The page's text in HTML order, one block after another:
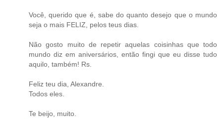
Você, querido que é, sabe do quanto desejo que o mundo
seja o mais FELIZ, pelos teus dias.
Não gosto muito de repetir aquelas coisinhas que todo
mundo diz em aniversários, então fingi que eu disse tudo
aquilo, também! Rs.
Feliz teu dia, Alexandre.
Todos eles.
Te beijo, muito.